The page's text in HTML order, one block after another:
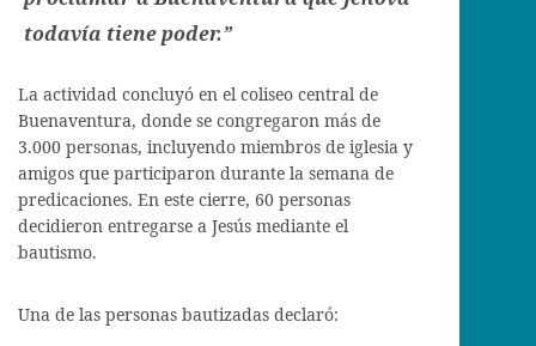
todavía tiene poder.”
La actividad concluyó en el coliseo central de
Buenaventura, donde se congregaron más de
3.000 personas, incluyendo miembros de iglesia y
amigos que participaron durante la semana de
predicaciones. En este cierre, 60 personas
decidieron entregarse a Jesús mediante el
bautismo.
Una de las personas bautizadas declaró: